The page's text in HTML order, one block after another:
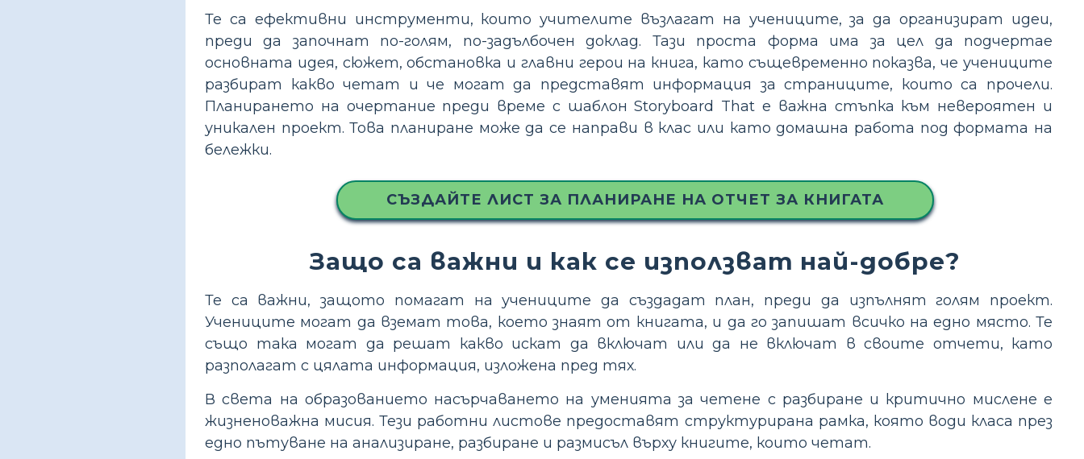
Те са ефективни инструменти, които учителите възлагат на учениците, за да организират идеи,
преди да започнат по-голям, по-задълбочен доклад. Тази проста форма има за цел да подчертае
основната идея, сюжет, обстановка и главни герои на книга, като същевременно показва, че учениците
разбират какво четат и че могат да представят информация за страниците, които са прочели.
Планирането на очертание преди време с шаблон Storyboard That е важна стъпка към невероятен и
уникален проект. Това планиране може да се направи в клас или като домашна работа под формата на
бележки.
СЪЗДАЙТЕ ЛИСТ ЗА ПЛАНИРАНЕ НА ОТЧЕТ ЗА КНИГАТА
Защо са важни и как се използват най-добре?
Те са важни, защото помагат на учениците да създадат план, преди да изпълнят голям проект.
Учениците могат да вземат това, което знаят от книгата, и да го запишат всичко на едно място. Те
също така могат да решат какво искат да включат или да не включат в своите отчети, като
разполагат с цялата информация, изложена пред тях.
В света на образованието насърчаването на уменията за четене с разбиране и критично мислене е
жизненоважна мисия. Тези работни листове предоставят структурирана рамка, която води класа през
едно пътуване на анализиране, разбиране и размисъл върху книгите, които четат.